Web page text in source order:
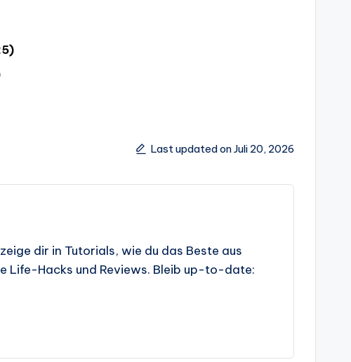
Last updated on Juli 20, 2026
dir in Tutorials, wie du das Beste aus
Life-Hacks und Reviews. Bleib up-to-date: